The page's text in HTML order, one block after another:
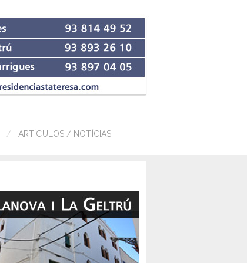
ARTÍCULOS / NOTÍCIAS